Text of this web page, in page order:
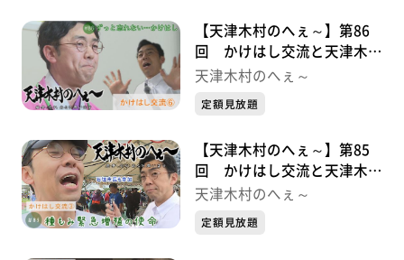
【天津木村のへぇ～】第86
回 かけはし交流と天津木村
かけはし交流シリーズ⑤最終
天津木村のへぇ～
定額見放題
【天津木村のへぇ～】第85
回 かけはし交流と天津木村
かけはし交流シリーズ④
天津木村のへぇ～
定額見放題